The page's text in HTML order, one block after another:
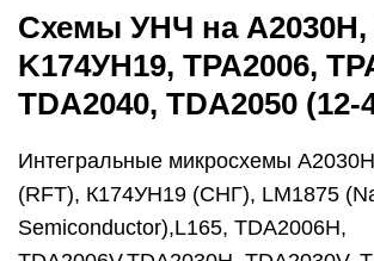
Схемы УНЧ на A2030H,
K174УН19, TPA2006,
TDA2040, TDA2050 (12-
Интегральные микросхемы
(RFT), К174УН19 (СНГ), LM1875
Semiconductor),L165, TDA2006H,